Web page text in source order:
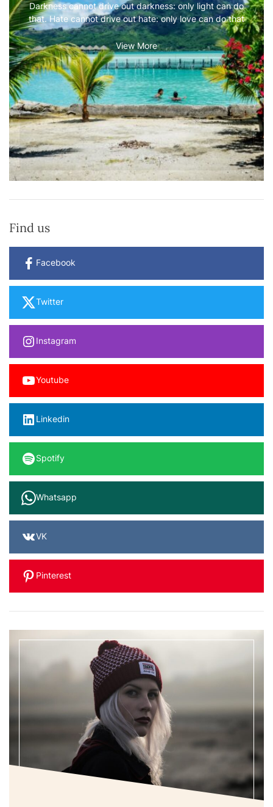
Darkness cannot drive out darkness: only light can do
that. Hate cannot drive out hate: only love can do that
View More
Find us
Facebook
Twitter
Instagram
Youtube
Linkedin
Spotify
Whatsapp
VK
Pinterest